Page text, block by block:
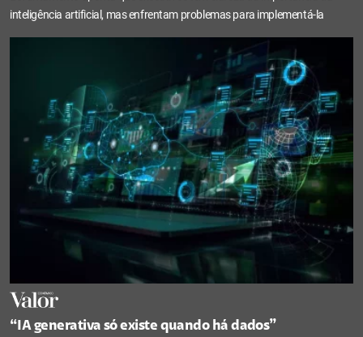
inteligência artificial, mas enfrentam problemas para implementá-la
“IA generativa só existe quando há dados”